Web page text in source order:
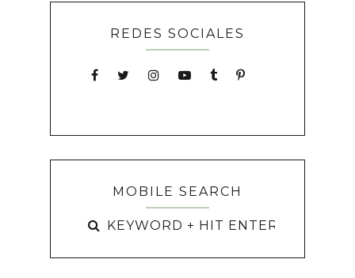
REDES SOCIALES
MOBILE SEARCH